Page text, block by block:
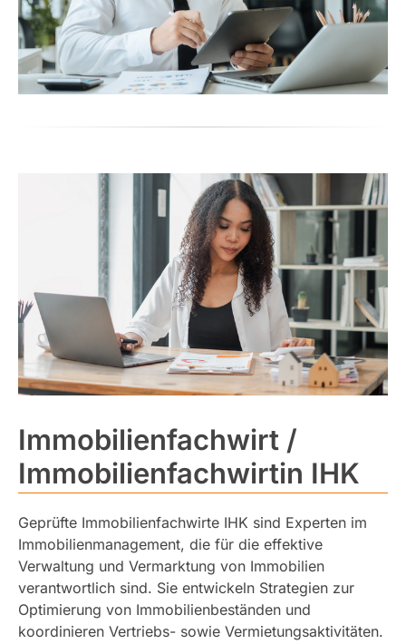
Immobilienfachwirt /
Immobilienfachwirtin IHK
Geprüfte Immobilienfachwirte IHK sind Experten im
Immobilienmanagement, die für die effektive
Verwaltung und Vermarktung von Immobilien
verantwortlich sind. Sie entwickeln Strategien zur
Optimierung von Immobilienbeständen und
koordinieren Vertriebs- sowie Vermietungsaktivitäten.